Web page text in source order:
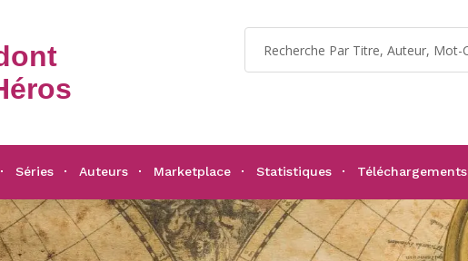
Séries Auteurs Marketplace Statistiques Téléchargements